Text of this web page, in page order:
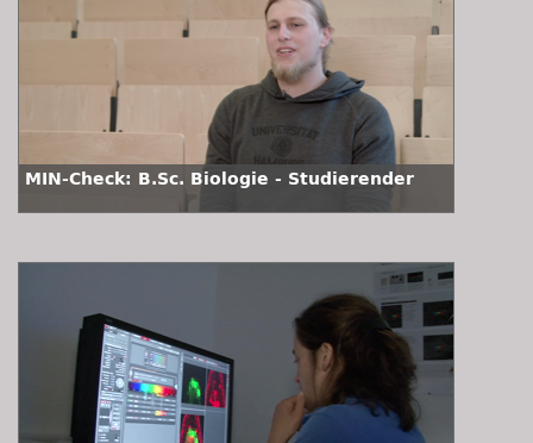
MIN-Check: B.Sc. Biologie - Studierender